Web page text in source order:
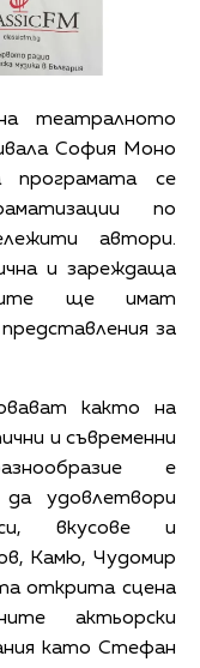
театралното
София Моно
програмата се
по
автори.
и зареждаща
ще имат
за
както на
и съвременни
е
удовлетвори
вкусове и
Камю, Чудомир
открита сцена
актьорски
като Стефан